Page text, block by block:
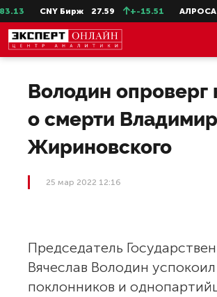
CNY Бирж 27.59 +-15.51 АЛРОСА
Володин опроверг
о смерти
Жириновского
25 мар 2022 12:16
Председатель
Вячеслав Володин успокоил
поклонников и